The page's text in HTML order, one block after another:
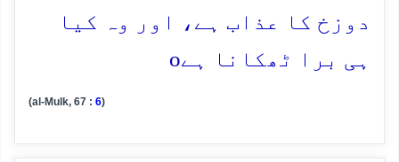
دوزخ کا عذاب ہے، اور وہ کیا
ہی برا ٹھکانا ہےo
(al-Mulk, 67 : 6)